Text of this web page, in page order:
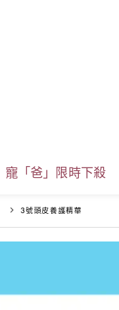
寵「爸」限時下殺
3號頭皮養護精華